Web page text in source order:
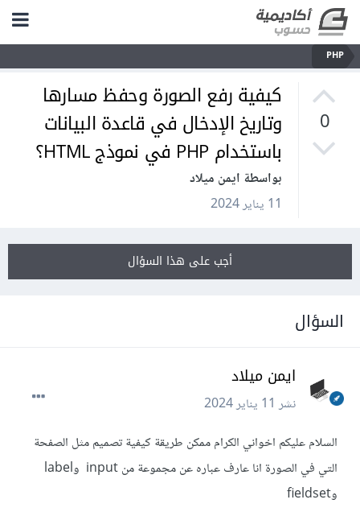
PHP
0
كيفية رفع الصورة وحفظ مسارها
وتاريخ الإدخال في قاعدة البيانات
باستخدام PHP في نموذج HTML؟
بواسطة ايمن ميلاد
11 يناير 2024
أجب على هذا السؤال
السؤال
ايمن ميلاد
نشر11 يناير 2024
السلام عليكم اخواني الكرام ممكن طريقة كيفية تصميم مثل الصفحة
التي في الصورة انا عارف عباره عن مجموعة من input وlabel
وfieldset